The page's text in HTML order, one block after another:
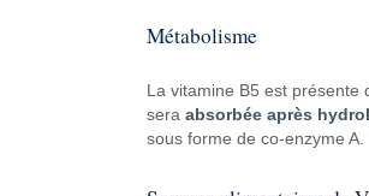
Métabolisme
La vitamine B5 est présente
sera absorbée après
sous forme de co-enzyme A.